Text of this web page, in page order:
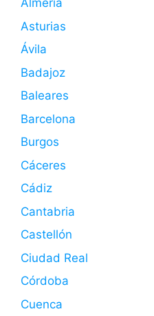
Almería
Asturias
Ávila
Badajoz
Baleares
Barcelona
Burgos
Cáceres
Cádiz
Cantabria
Castellón
Ciudad Real
Córdoba
Cuenca